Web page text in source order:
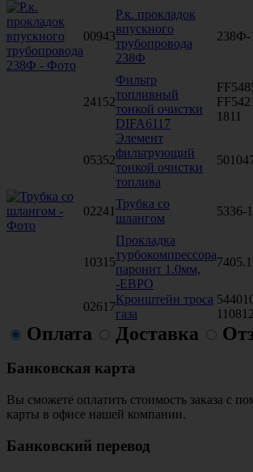
00943
Р.к. прокладок
впускного
трубопровода
238Ф
238Ф-
24152
Фильтр
топливный
тонкой очистки
DIFA6117
1811
05352
Элемент
фильтрующий
тонкой очистки
топлива
02241
Трубка со
шлангом
5336-
10315
Прокладка
турбокомпрессора
паронит 1.0мм,
-ЕВРО
02617
Кронштейн троса
газа
Оплата Доставка
Банковская карта
Вы сможете оплатить стоимость заказа с
карты в офисе нашей компании.
Банковский перевод